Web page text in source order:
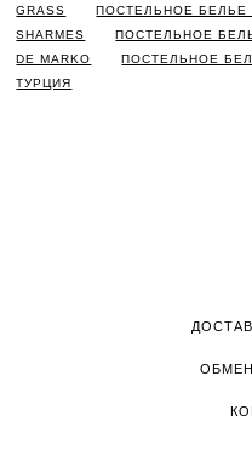
GRASS
ПОСТЕЛЬНОЕ БЕЛЬЕ
SHARMES
ПОСТЕЛЬНОЕ
DE MARKO
ПОСТЕЛЬНОЕ
ТУРЦИЯ
ОБМЕН